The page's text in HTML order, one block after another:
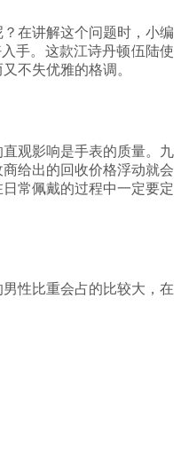
在讲解这个问题时，小编
手。这款江诗丹顿伍陆使
不失优雅的格调。
观影响是手表的质量。九
给出的回收价格浮动就会
常佩戴的过程中一定要定
性比重会占的比较大，在